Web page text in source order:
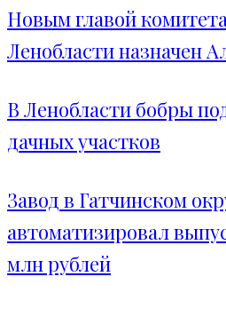
Новым главой
Ленобласти назначен
В Ленобласти бобры
дачных участков
Завод в Гатчинском
автоматизировал
млн рублей